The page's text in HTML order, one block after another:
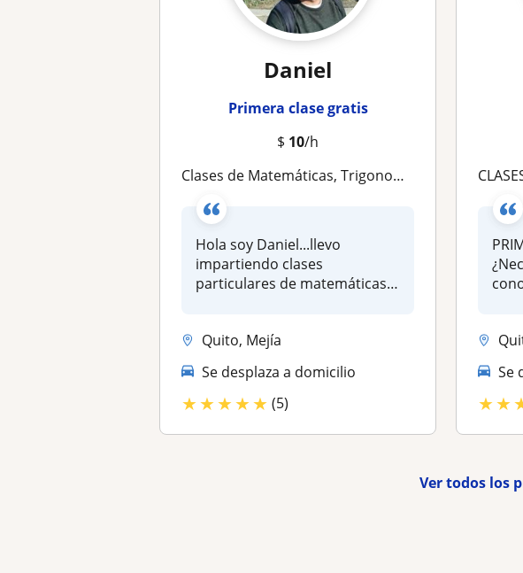
Daniel
Primera clase gratis
$ 10/h
Clases de Matemáticas, Trigonometría y Geometría para bachillerato
Hola soy Daniel...llevo
impartiendo clases
particulares de matemáticas
Quito, Mejía
Se desplaza a domicilio
★★★★★ (5)
CLASES
Se
★★
Ver todos los